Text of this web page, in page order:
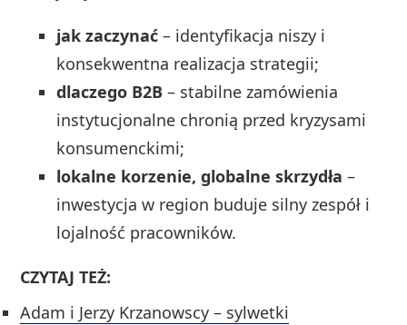
jak zaczynać – identyfikacja niszy i
konsekwentna realizacja strategii;
dlaczego B2B – stabilne zamówienia
instytucjonalne chronią przed kryzysami
konsumenckimi;
lokalne korzenie, globalne skrzydła –
inwestycja w region buduje silny zespół i
lojalność pracowników.
CZYTAJ TEŻ:
Adam i Jerzy Krzanowscy – sylwetki